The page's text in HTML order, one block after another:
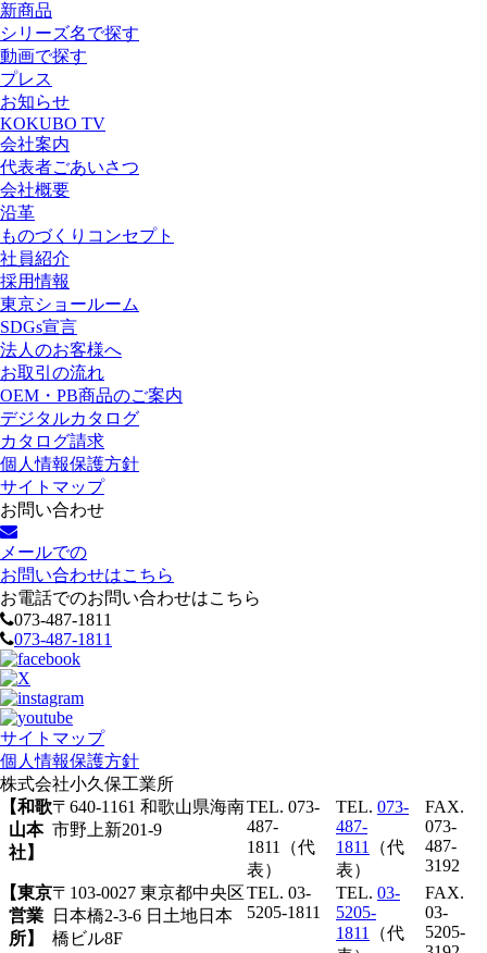
新商品
シリーズ名で探す
動画で探す
プレス
お知らせ
KOKUBO TV
会社案内
代表者ごあいさつ
会社概要
沿革
ものづくりコンセプト
社員紹介
採用情報
東京ショールーム
SDGs宣言
法人のお客様へ
お取引の流れ
OEM・PB商品のご案内
デジタルカタログ
カタログ請求
個人情報保護方針
サイトマップ
お問い合わせ
メールでの
お問い合わせはこちら
お電話でのお問い合わせはこちら
073-487-1811
073-487-1811
サイトマップ
個人情報保護方針
株式会社小久保工業所
【和歌
山本
社】
〒640-1161 和歌山県海南
市野上新201-9
TEL. 073-
487-
1811（代
表）
TEL. 073-
487-
1811
（代
表）
FAX.
073-
487-
3192
【東京
営業
所】
〒103-0027 東京都中央区
日本橋2-3-6 日土地日本
橋ビル8F
TEL. 03-
5205-1811
TEL. 03-
5205-
1811
（代
FAX.
03-
5205-